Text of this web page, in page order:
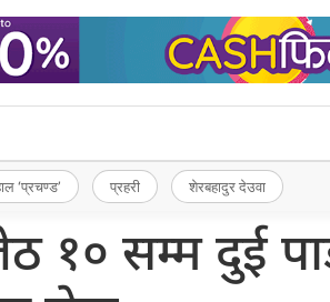
‘प्रचण्ड’ प्रहरी शेरबहादुर देउवा
१० सम्म दुई